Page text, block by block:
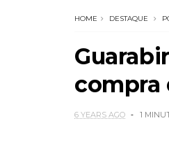
HOME DESTAQUE
compra
6 YEARS AGO 1